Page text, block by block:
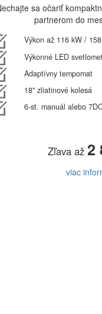
sa očariť
partnerom do
Výkon až 116 kW /
Výkonné LED
Adaptívny tempomat
18" zliatinové kolesá
6-st. manuál alebo
Zľava až 2
viac